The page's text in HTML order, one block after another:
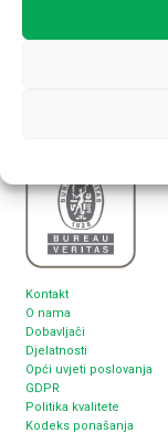
Inženjering,
elektrotehničkim
Kontakt
O nama
Dobavljači
Djelatnosti
Opći uvjeti poslovanja
GDPR
Politika kvalitete
Kodeks ponašanja